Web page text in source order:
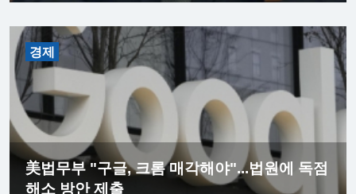
경제
美법무부 "구글, 크롬 매각해야"...법원에 독점
해소 방안 제출